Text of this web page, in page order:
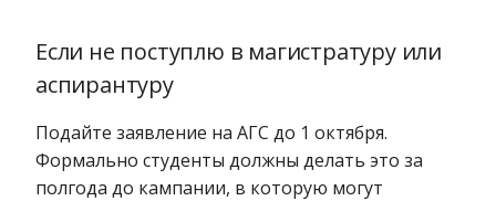
Если не поступлю в магистратуру или
аспирантуру
Подайте заявление на АГС до 1 октября.
Формально студенты должны делать это за
полгода до кампании, в которую могут